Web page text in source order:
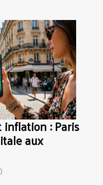
: Paris
aux